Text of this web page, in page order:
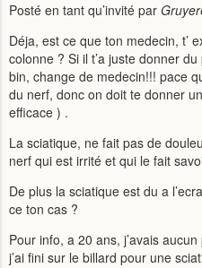
Posté en tant qu’invité par
Déja, est ce que ton medecin, t’
colonne ? Si il t’a juste donner
bin, change de medecin!!! pace
du nerf, donc on doit te donner
efficace ) .
La sciatique, ne fait pas de
nerf qui est irrité et qui le fait
De plus la sciatique est du a
ce ton cas ?
Pour info, a 20 ans, j’avais
j’ai fini sur le billard pour une